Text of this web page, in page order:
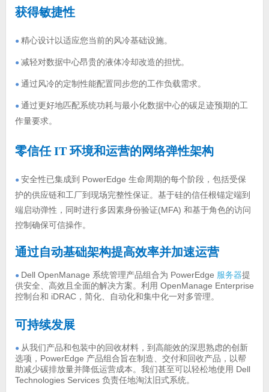
获得敏捷性
● 精心设计以适应您当前的风冷基础设施。
● 减轻对数据中心昂贵的液体冷却改造的担忧。
● 通过风冷的定制性能配置同步您的工作负载需求。
● 通过更好地匹配系统功耗与最小化数据中心的碳足迹预期的工
作量要求。
零信任 IT 环境和运营的网络弹性架构
● 安全性已集成到 PowerEdge 生命周期的每个阶段，包括受保
护的供应链和工厂到现场完整性保证。基于硅的信任根锚定端到
端启动弹性，同时进行多因素身份验证(MFA) 和基于角色的访问
控制确保可信操作。
通过自动基础架构提高效率并加速运营
● Dell OpenManage 系统管理产品组合为 PowerEdge 服务器提
供安全、高效且全面的解决方案。利用 OpenManage Enterprise
控制台和 iDRAC，简化、自动化和集中化一对多管理。
可持续发展
● 从我们产品和包装中的回收材料，到高能效的深思熟虑的创新
选项，PowerEdge 产品组合旨在制造、交付和回收产品，以帮
助减少碳排放量并降低运营成本。我们甚至可以轻松地使用 Dell
Technologies Services 负责任地淘汰旧式系统。